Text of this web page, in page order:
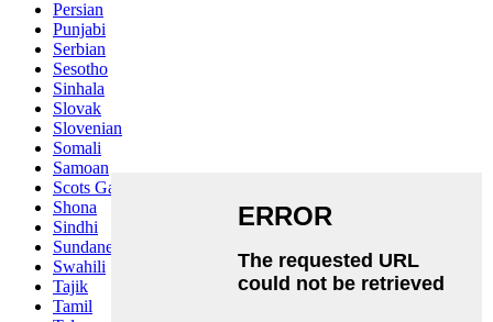
Persian
Punjabi
Serbian
Sesotho
Sinhala
Slovak
Slovenian
Somali
Samoan
Scots Gaelic
Shona
Sindhi
Sundanese
Swahili
Tajik
Tamil